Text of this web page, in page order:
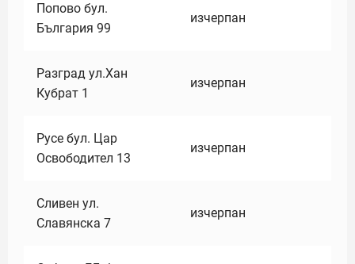
Попово бул.
България 99
изчерпан
Разград ул.Хан
Кубрат 1
изчерпан
Русе бул. Цар
Освободител 13
изчерпан
Сливен ул.
Славянска 7
изчерпан